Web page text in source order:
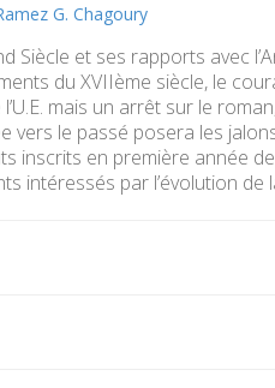
G. Chagoury
Siècle et ses rapports avec
du XVIIème siècle, le
mais un arrêt sur le
vers le passé posera les
inscrits en première année
intéressés par l’évolution